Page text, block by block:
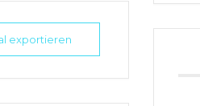
exportieren